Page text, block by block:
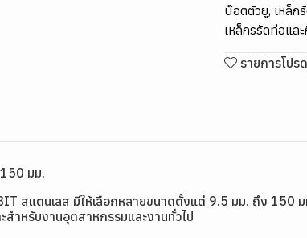
น๊อตตัวยู, เหล็ก
เหล็กรรัดท่อแล
รายการโปรด
มม.
สแตนเลส มีให้เลือกหลายขนาดตั้งแต่ 9.5 มม. ถึง 150
ำหรับงานอุตสาหกรรมและงานทั่วไป